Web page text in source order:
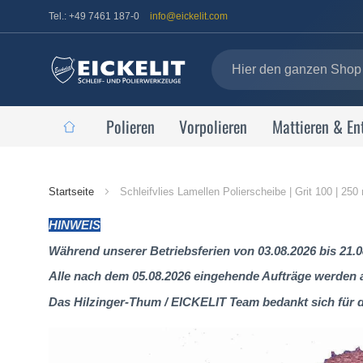
Tel.: +49 7461 187-0 info@eickelit.com
Polieren Vorpolieren Mattieren &
Startseite Schleifvlies Lamellen Polierscheibe | Grit 100 | 250
HINWEIS
Während unserer Betriebsferien von 03.08.2026 bis
Alle nach dem 05.08.2026 eingehende Aufträge
Das Hilzinger-Thum / EICKELIT Team bedankt sich für